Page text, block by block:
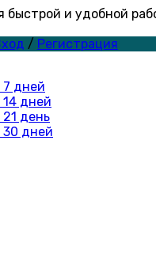
быстрой и удобной
/ Регистрация
7 дней
дней
день
30 дней